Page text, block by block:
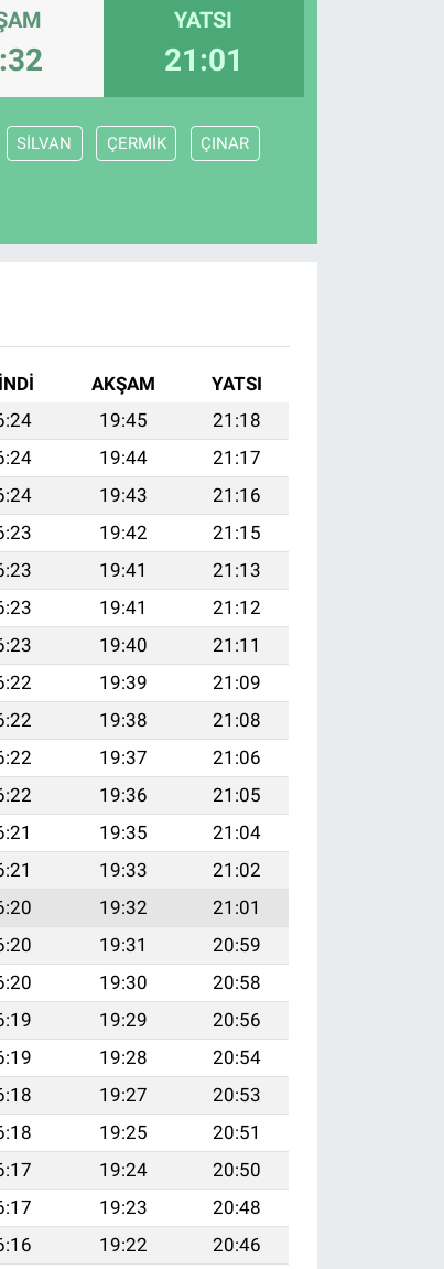
YATSI
21:01
SİLVAN ÇERMİK ÇINAR
AKŞAM
YATSI
19:45
21:18
19:44
21:17
19:43
21:16
19:42
21:15
19:41
21:13
19:41
21:12
19:40
21:11
19:39
21:09
19:38
21:08
19:37
21:06
19:36
21:05
19:35
21:04
19:33
21:02
19:32
21:01
19:31
20:59
19:30
20:58
19:29
20:56
19:28
20:54
19:27
20:53
19:25
20:51
19:24
20:50
19:23
20:48
19:22
20:46